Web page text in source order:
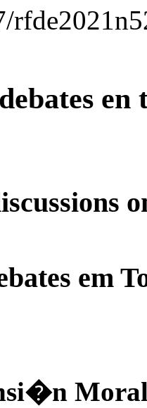
en
em